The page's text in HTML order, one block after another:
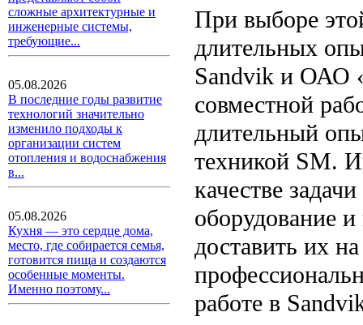
сложные архитектурные и
инженерные системы,
требующие...
05.08.2026
В последние годы развитие
технологий значительно
изменило подходы к
организации систем
отопления и водоснабжения
в...
05.08.2026
Кухня — это сердце дома,
место, где собирается семья,
готовится пища и создаются
особенные моменты.
Именно поэтому...
При выборе
длительных
Sandvik и ОАО
совместной
длительный
техникой SM.
качестве
оборудование
доставить их
работе в